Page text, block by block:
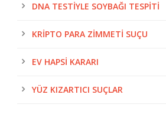
DNA TESTIYLE SOYBAĞI TESPITI
KRIPTO PARA ZIMMETI SUÇU
EV HAPSI KARARI
YÜZ KIZARTICI SUÇLAR